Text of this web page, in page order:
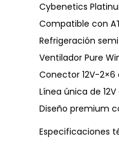
Cybenetics
Compatible con
Refrigeración
Ventilador Pure
Conector 12V-2×6
Línea única de
Diseño premium
Especificaciones